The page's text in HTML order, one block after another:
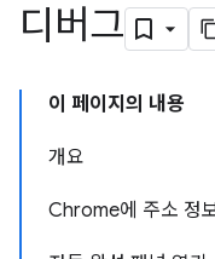
디버그
이 페이지의 내용
개요
Chrome에 주소 정